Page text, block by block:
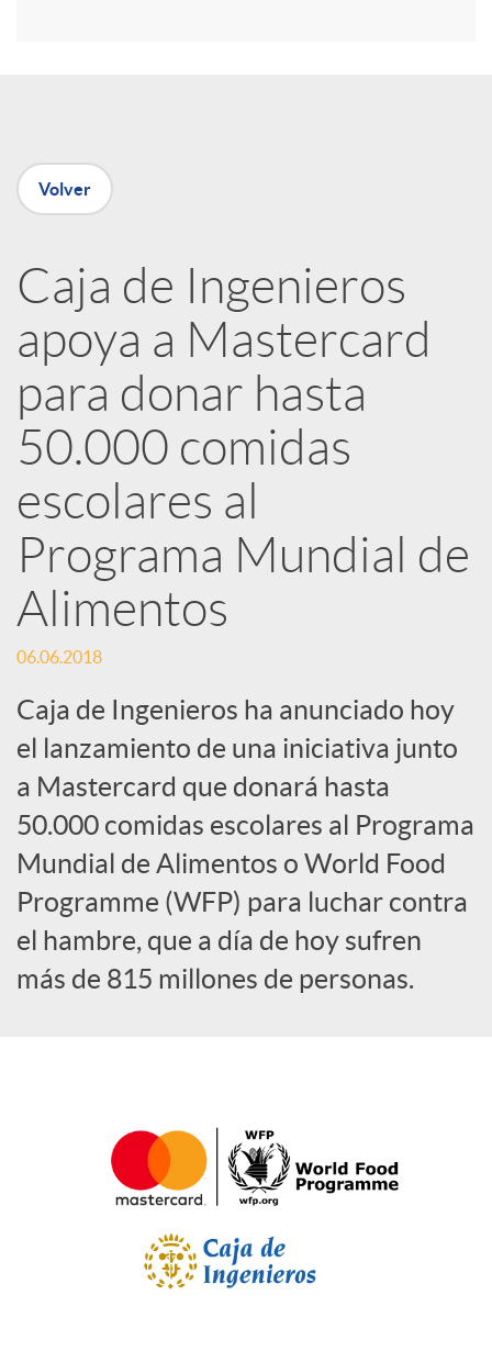
n
e
d
e
s
S
o
c
i
a
l
Volver
Caja de Ingenieros
apoya a Mastercard
para donar hasta
50.000 comidas
escolares al
Programa Mundial de
Alimentos
06.06.2018
Caja de Ingenieros ha anunciado hoy
el lanzamiento de una iniciativa junto
a Mastercard que donará hasta
50.000 comidas escolares al Programa
Mundial de Alimentos o World Food
Programme (WFP) para luchar contra
el hambre, que a día de hoy sufren
más de 815 millones de personas.